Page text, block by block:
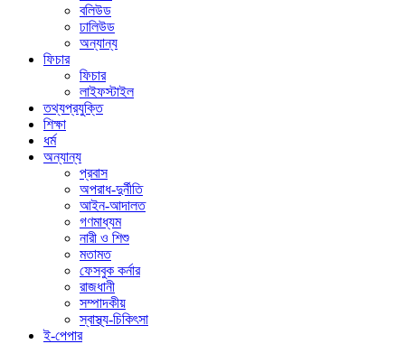
বলিউড
ঢালিউড
অন্যান্য
ফিচার
ফিচার
লাইফস্টাইল
তথ্যপ্রযুক্তি
শিক্ষা
ধর্ম
অন্যান্য
প্রবাস
অপরাধ-দুর্নীতি
আইন-আদালত
গণমাধ্যম
নারী ও শিশু
মতামত
ফেসবুক কর্নার
রাজধানী
সম্পাদকীয়
স্বাস্থ্য-চিকিৎসা
ই-পেপার